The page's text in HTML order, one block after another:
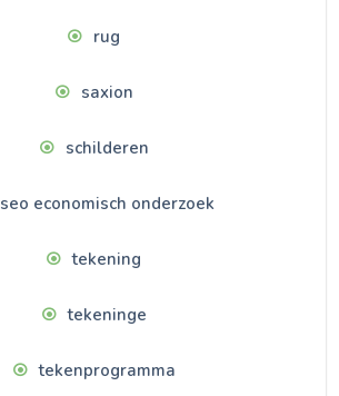
rug
saxion
schilderen
seo economisch onderzoek
tekening
tekeninge
tekenprogramma